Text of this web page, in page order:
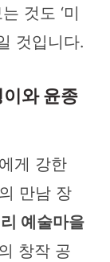
것도 ‘미
것입니다.
와 윤종
게 강한
만남 장
예술마을
창작 공